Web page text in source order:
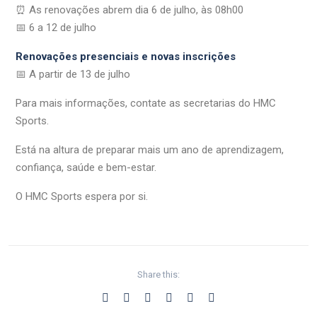
⏰ As renovações abrem dia 6 de julho, às 08h00
📅 6 a 12 de julho
Renovações presenciais e novas inscrições
📅 A partir de 13 de julho
Para mais informações, contate as secretarias do HMC
Sports.
Está na altura de preparar mais um ano de aprendizagem,
confiança, saúde e bem-estar.
O HMC Sports espera por si.
Share this: